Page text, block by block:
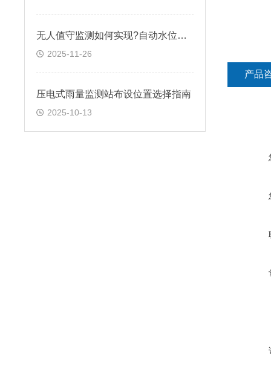
无人值守监测如何实现?自动水位雨量监测站筑牢防线
2025-11-26
压电式雨量监测站布设位置选择指南​
2025-10-13
产品